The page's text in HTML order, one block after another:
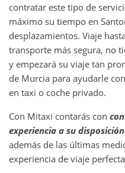
contratar este tipo de
máximo su tiempo en
desplazamientos. Viaje
transporte más segura, no
y empezará su viaje tan
de Murcia para ayudarle
en taxi o coche privado.
Con Mitaxi contarás con
experiencia a su
además de las últimas
experiencia de viaje